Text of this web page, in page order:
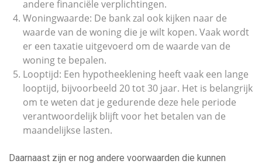
andere financiële verplichtingen.
Woningwaarde: De bank zal ook kijken naar de
waarde van de woning die je wilt kopen. Vaak wordt
er een taxatie uitgevoerd om de waarde van de
woning te bepalen.
Looptijd: Een hypotheeklening heeft vaak een lange
looptijd, bijvoorbeeld 20 tot 30 jaar. Het is belangrijk
om te weten dat je gedurende deze hele periode
verantwoordelijk blijft voor het betalen van de
maandelijkse lasten.
Daarnaast zijn er nog andere voorwaarden die kunnen